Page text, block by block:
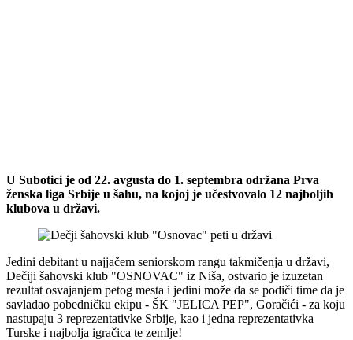
U Subotici je od 22. avgusta do 1. septembra održana Prva
ženska liga Srbije u šahu, na kojoj je učestvovalo 12 najboljih
klubova u državi.
Jedini debitant u najjačem seniorskom rangu takmičenja u državi,
Dečiji šahovski klub "OSNOVAC" iz Niša, ostvario je izuzetan
rezultat osvajanjem petog mesta i jedini može da se podiči time da je
savladao pobedničku ekipu - ŠK "JELICA PEP", Goračići - za koju
nastupaju 3 reprezentativke Srbije, kao i jedna reprezentativka
Turske i najbolja igračica te zemlje!